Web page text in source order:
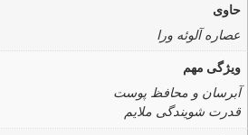
حاوی
عصاره آلوئه ورا
ویژگی مهم
آبرسان و محافظ پوست
قدرت شویندگی ملایم